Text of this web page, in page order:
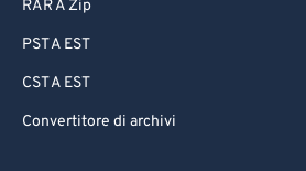
RAR A Zip
PST A EST
CST A EST
Convertitore di archivi